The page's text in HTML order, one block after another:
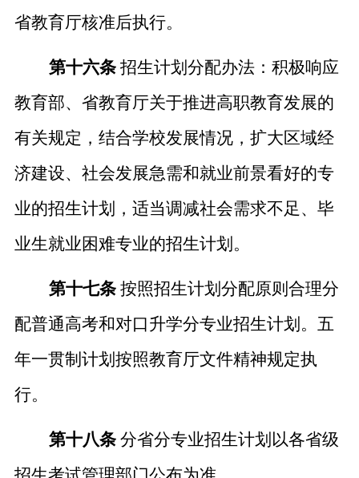
省教育厅核准后执行。
第十六条 招生计划分配办法：积极响应
教育部、省教育厅关于推进高职教育发展的
有关规定，结合学校发展情况，扩大区域经
济建设、社会发展急需和就业前景看好的专
业的招生计划，适当调减社会需求不足、毕
业生就业困难专业的招生计划。
第十七条 按照招生计划分配原则合理分
配普通高考和对口升学分专业招生计划。五
年一贯制计划按照教育厅文件精神规定执
行。
第十八条 分省分专业招生计划以各省级